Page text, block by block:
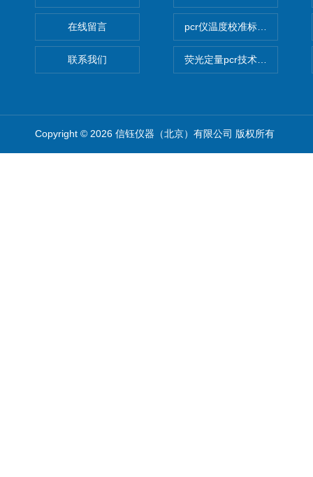
在线留言
联系我们
pcr仪温度校准标定设备
荧光定量pcr技术定制化服务
Copyright © 2026 信钰仪器（北京）有限公司 版权所有